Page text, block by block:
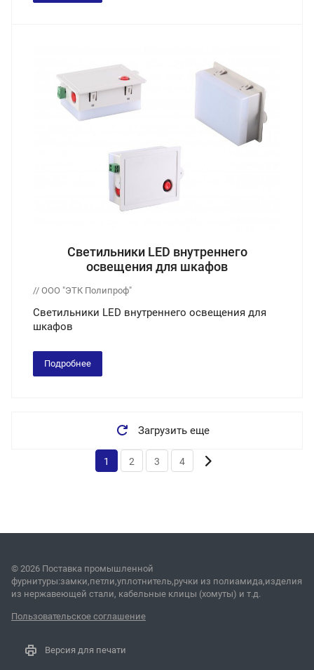
Светильники LED внутреннего
освещения для шкафов
// ООО "ЭТК Полипроф"
Светильники LED внутреннего освещения для
шкафов
Подробнее
Загрузить еще
1 2 3 4
© 2026 Поставка промышленной
фурнитуры:замки,петли,уплотнитель,ручки из полиамида,изделия
из нержавеющей стали, кабельные клицы (хомуты) и т.д.
Пользовательское соглашение
Версия для печати